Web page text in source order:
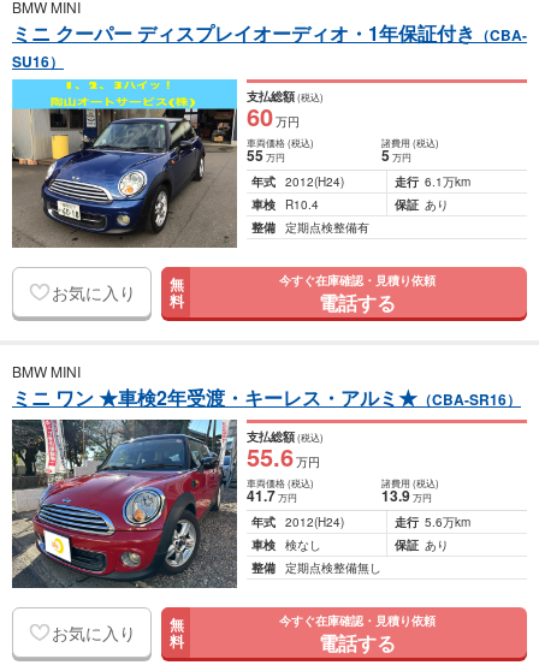
BMW MINI
ミニ クーパー ディスプレイオーディオ・1年保証付き （CBA-
SU16）
支払総額(税込)
60万円
車両価格(税込)
55万円
諸費用 (税込)
5 万円
年式 2012(H24) 走行 6.1万km
車検
R10.4 保証 あり
整備 定期点検整備有
お気に入り 無
料
今すぐ在庫確認・見積り依頼
電話する
BMW MINI
ミニ ワン ★車検2年受渡・キーレス・アルミ★ （CBA-SR16）
支払総額(税込)
55.6万円
車両価格(税込)
41.7万円
諸費用 (税込)
13.9 万円
年式 2012(H24) 走行 5.6万km
車検 検なし 保証 あり
整備 定期点検整備無し
お気に入り 無
料
今すぐ在庫確認・見積り依頼
電話する